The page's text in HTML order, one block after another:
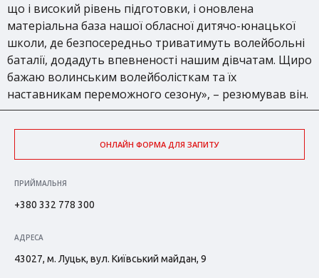
що і високий рівень підготовки, і оновлена
матеріальна база нашої обласної дитячо-юнацької
школи, де безпосередньо триватимуть волейбольні
баталії, додадуть впевненості нашим дівчатам. Щиро
бажаю волинським волейболісткам та їх
наставникам переможного сезону», – резюмував він.
ОНЛАЙН ФОРМА ДЛЯ ЗАПИТУ
ПРИЙМАЛЬНЯ
+380 332 778 300
АДРЕСА
43027, м. Луцьк, вул. Київський майдан, 9